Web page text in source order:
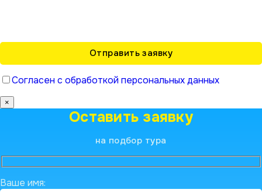
Согласен с обработкой персональных данных
×
Оставить заявку
на подбор тура
Ваше имя: